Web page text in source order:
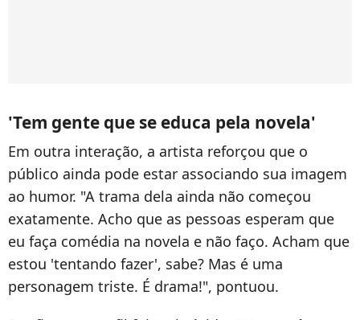
'Tem gente que se educa pela novela'
Em outra interação, a artista reforçou que o
público ainda pode estar associando sua imagem
ao humor. "A trama dela ainda não começou
exatamente. Acho que as pessoas esperam que
eu faça comédia na novela e não faço. Acham que
estou 'tentando fazer', sabe? Mas é uma
personagem triste. É drama!", pontuou.